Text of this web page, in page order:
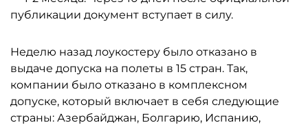
публикации документ вступает в силу.
Неделю назад лоукостеру было отказано в
выдаче допуска на полеты в 15 стран. Так,
компании было отказано в комплексном
допуске, который включает в себя следующие
страны: Азербайджан, Болгарию, Испанию,